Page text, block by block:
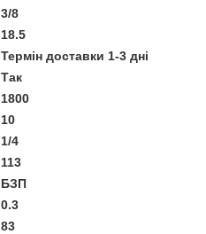
3/8
18.5
Термін доставки 1-3 дні
Так
1800
10
1/4
113
БЗП
0.3
83